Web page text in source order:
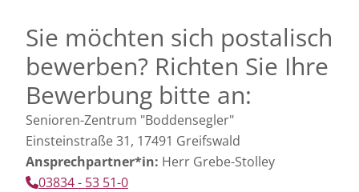
Sie möchten sich postalisch
bewerben? Richten Sie Ihre
Bewerbung bitte an:
Senioren-Zentrum "Boddensegler"
Einsteinstraße 31, 17491 Greifswald
Ansprechpartner*in: Herr Grebe-Stolley
03834 - 53 51-0